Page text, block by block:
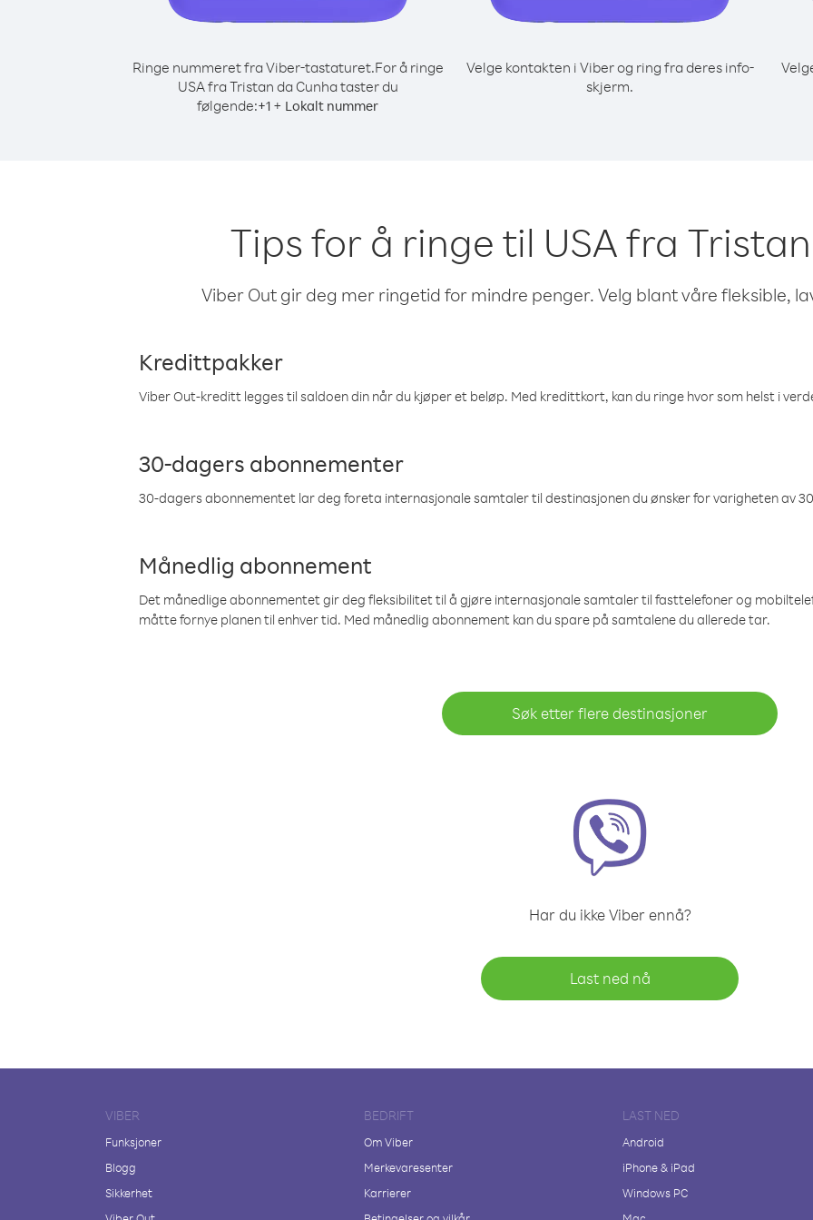
Ringe nummeret fra Viber-tastaturet.For å ringe
USA fra Tristan da Cunha taster du
følgende:+1 + Lokalt nummer
Velge kontakten i Viber og ring fra deres info-
skjerm.
Tips for å ringe til USA fra
Viber Out gir deg mer ringetid for mindre penger. Velg blant våre fleksible,
Kredittpakker
Viber Out-kreditt legges til saldoen din når du kjøper et beløp. Med kredittkort, kan du ringe hvor som helst i
30-dagers abonnementer
30-dagers abonnementet lar deg foreta internasjonale samtaler til destinasjonen du ønsker for varigheten av
Månedlig abonnement
Det månedlige abonnementet gir deg fleksibilitet til å gjøre internasjonale samtaler til fasttelefoner og
måtte fornye planen til enhver tid. Med månedlig abonnement kan du spare på samtalene du allerede tar.
Søk etter flere destinasjoner
Har du ikke Viber ennå?
Last ned nå
VIBER
Funksjoner
Blogg
Sikkerhet
BEDRIFT
Om Viber
Merkevaresenter
Karrierer
LAST NED
Android
iPhone & iPad
Windows PC